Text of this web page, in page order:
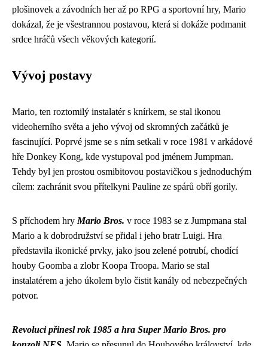
plošinovek a závodních her až po RPG a sportovní hry, Mario
dokázal, že je všestrannou postavou, která si dokáže podmanit
srdce hráčů všech věkových kategorií.
Vývoj postavy
Mario, ten roztomilý instalatér s knírkem, se stal ikonou
videoherního světa a jeho vývoj od skromných začátků je
fascinující. Poprvé jsme se s ním setkali v roce 1981 v arkádové
hře Donkey Kong, kde vystupoval pod jménem Jumpman.
Tehdy byl jen prostou osmibitovou postavičkou s jednoduchým
cílem: zachránit svou přítelkyni Pauline ze spárů obří gorily.
S příchodem hry Mario Bros. v roce 1983 se z Jumpmana stal
Mario a k dobrodružství se přidal i jeho bratr Luigi. Hra
představila ikonické prvky, jako jsou zelené potrubí, chodící
houby Goomba a zlobr Koopa Troopa. Mario se stal
instalatérem a jeho úkolem bylo čistit kanály od nebezpečných
potvor.
Revoluci přinesl rok 1985 a hra Super Mario Bros. pro